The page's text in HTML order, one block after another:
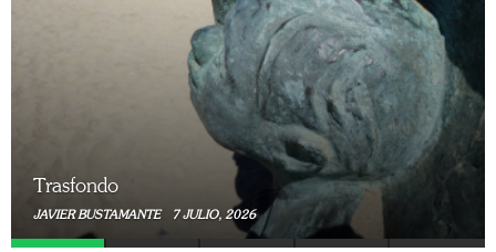
Trasfondo
JAVIER BUSTAMANTE 7 JULIO, 2026